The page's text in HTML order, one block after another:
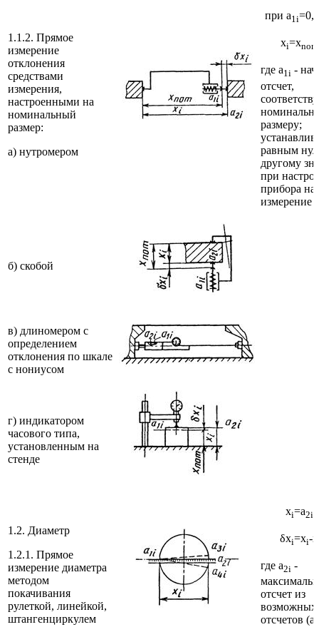
1.1.2. Прямое
измерение
отклонения
средствами
измерения,
настроенными на
номинальный
размер:
а) нутромером
при a1i=0,
xi=xnom
где a1i -
отсчет,
размеру;
равным
другому
при
прибора на
измерение
б) скобой
в) длиномером с
определением
отклонения по шкале
с нониусом
г) индикатором
часового типа,
установленным на
стенде
1.2. Диаметр
1.2.1. Прямое
измерение диаметра
методом
покачивания
рулеткой, линейкой,
штангенциркулем
xi=a2i
δxi=xi-x
где a2i -
отсчет из
возможных
отсчетов (a